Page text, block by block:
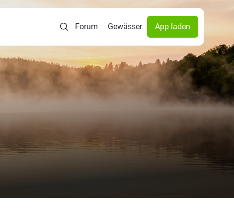
Forum Gewässer App laden